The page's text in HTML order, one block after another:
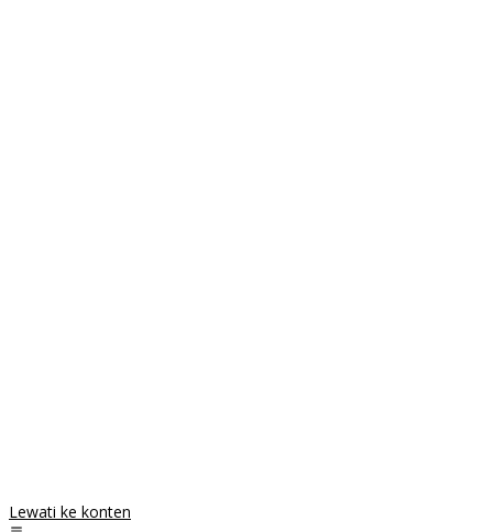
Lewati ke konten